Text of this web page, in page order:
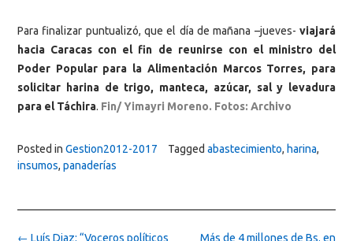
Para finalizar puntualizó, que el día de mañana –jueves- viajará
hacia Caracas con el fin de reunirse con el ministro del
Poder Popular para la Alimentación Marcos Torres, para
solicitar harina de trigo, manteca, azúcar, sal y levadura
para el Táchira. Fin/ Yimayri Moreno. Fotos: Archivo
Posted in Gestion2012-2017 Tagged abastecimiento, harina,
insumos, panaderías
Post Más de 4 millones de Bs. en
← Luís Diaz: “Voceros políticos